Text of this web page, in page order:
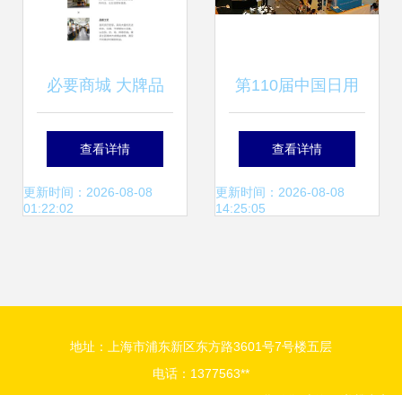
必要商城 大牌品
质，工厂价格，重
塑日用百货新生态
查看详情
更新时间：2026-08-08
01:22:02
第110届中国日用
百货商品交易会 探
索日用百货销售新
查看详情
更新时间：2026-08-08
14:25:05
地址：上海市浦东新区东方路3601号7号楼五层
电话：1377563**